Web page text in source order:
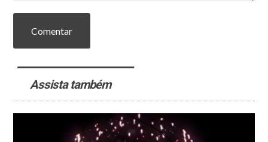
Comentar
Assista também